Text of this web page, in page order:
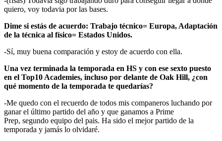
quiero, voy todavia por las bases.
Dime si estás de acuerdo: Trabajo técnico= Europa, Adaptación
de la técnica al físico= Estados Unidos.
-Sí, muy buena comparación y estoy de acuerdo con ella.
Una vez terminada la temporada en HS y con ese sexto puesto
en el Top10 Academies, incluso por delante de Oak Hill, ¿con
qué momento de la temporada te quedarías?
-Me quedo con el recuerdo de todos mis companeros luchando por
ganar el último partido del año y que ganamos a Prime
Prep, segundo equipo del pais. Ha sido el mejor partido de la
temporada y jamás lo olvidaré.